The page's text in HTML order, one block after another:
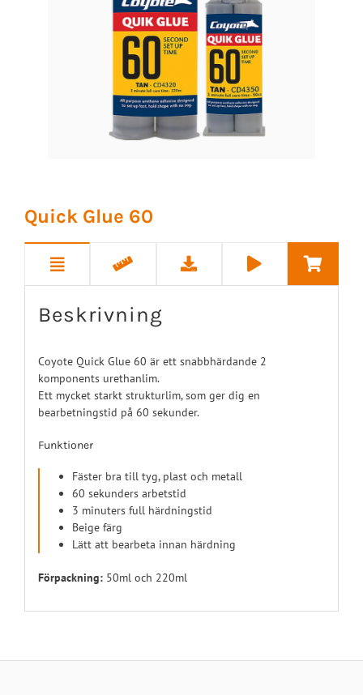
Quick Glue 60
Beskrivning
Coyote Quick Glue 60 är ett snabbhärdande 2
komponents urethanlim.
Ett mycket starkt strukturlim, som ger dig en
bearbetningstid på 60 sekunder.
Funktioner
Fäster bra till tyg, plast och metall
60 sekunders arbetstid
3 minuters full härdningstid
Beige färg
Lätt att bearbeta innan härdning
Förpackning:50ml och 220ml